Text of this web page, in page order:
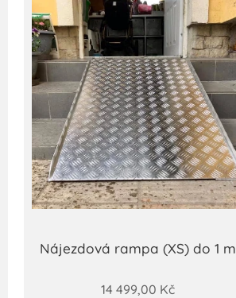
Nájezdová rampa (XS) do 1 m
14 499,00 Kč